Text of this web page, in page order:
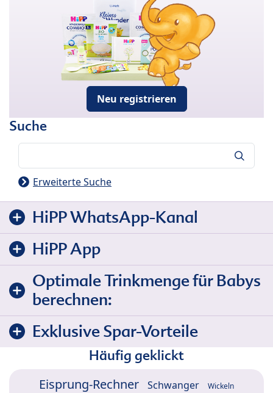
Neu registrieren
Suche
Erweiterte Suche
HiPP WhatsApp-Kanal
HiPP App
Optimale Trinkmenge für Babys
berechnen:
Exklusive Spar-Vorteile
Häufig geklickt
Eisprung-Rechner Schwanger Wickeln